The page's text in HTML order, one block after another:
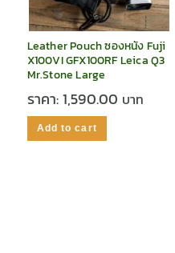
Leather Pouch ซองหนัง Fuji
X100VI GFX100RF Leica Q3
Mr.Stone Large
ราคา:1,590.00
Add to cart